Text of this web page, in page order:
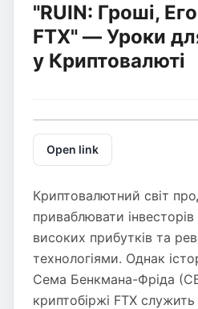
"RUIN: Гроші,
FTX" — Уроки
у Криптовалюті
Open link
Криптовалютний світ
приваблювати
високих прибутків та
технологіями. Однак
Сема Бенкмана-Фріда
криптобіржі FTX